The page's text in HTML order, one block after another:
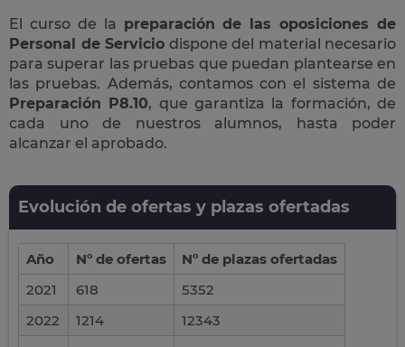
El curso de la preparación de las oposiciones de
Personal de Servicio dispone del material necesario
para superar las pruebas que puedan plantearse en
las pruebas. Además, contamos con el sistema de
Preparación P8.10, que garantiza la formación, de
cada uno de nuestros alumnos, hasta poder
alcanzar el aprobado.
Evolución de ofertas y plazas ofertadas
Año Nº de ofertas
Nº de plazas ofertadas
2021
618
5352
2022
1214
12343